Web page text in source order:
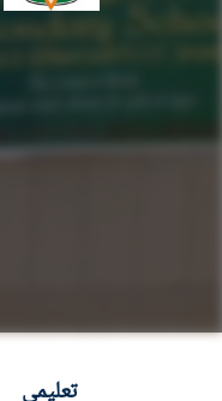
تعلیمی